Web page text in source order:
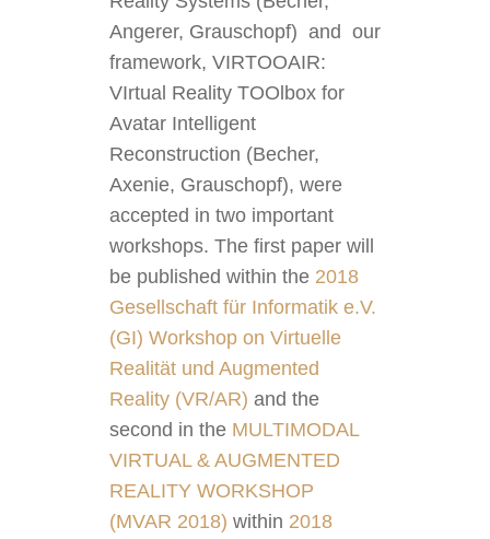
Angerer, Grauschopf) and our
framework, VIRTOOAIR:
VIrtual Reality TOOlbox for
Avatar Intelligent
Reconstruction (Becher,
Axenie, Grauschopf), were
accepted in two important
workshops. The first paper will
be published within the 2018
Gesellschaft für Informatik e.V.
(GI) Workshop on Virtuelle
Realität und Augmented
Reality (VR/AR) and the
second in the MULTIMODAL
VIRTUAL & AUGMENTED
REALITY WORKSHOP
(MVAR 2018) within 2018